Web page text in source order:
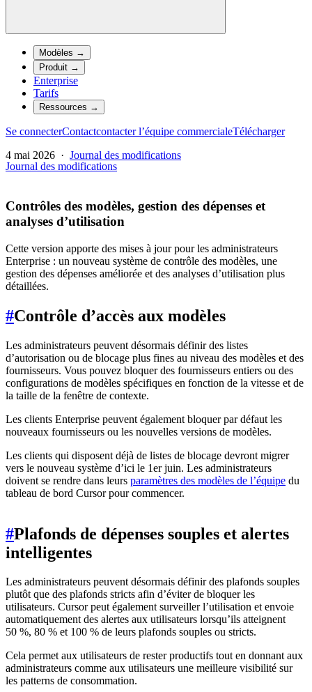
Modèles →
Produit →
Enterprise
Tarifs
Ressources →
Se connecterContactcontacter l’équipe commercialeTélécharger
4 mai 2026 · Journal des modifications
Journal des modifications
Contrôles des modèles, gestion des dépenses et
analyses d’utilisation
Cette version apporte des mises à jour pour les administrateurs
Enterprise : un nouveau système de contrôle des modèles, une
gestion des dépenses améliorée et des analyses d’utilisation plus
détaillées.
#Contrôle d’accès aux modèles
Les administrateurs peuvent désormais définir des listes
d’autorisation ou de blocage plus fines au niveau des modèles et des
fournisseurs. Vous pouvez bloquer des fournisseurs entiers ou des
configurations de modèles spécifiques en fonction de la vitesse et de
la taille de la fenêtre de contexte.
Les clients Enterprise peuvent également bloquer par défaut les
nouveaux fournisseurs ou les nouvelles versions de modèles.
Les clients qui disposent déjà de listes de blocage devront migrer
vers le nouveau système d’ici le 1er juin. Les administrateurs
doivent se rendre dans leurs paramètres des modèles de l’équipe du
tableau de bord Cursor pour commencer.
#Plafonds de dépenses souples et alertes
intelligentes
Les administrateurs peuvent désormais définir des plafonds souples
plutôt que des plafonds stricts afin d’éviter de bloquer les
utilisateurs. Cursor peut également surveiller l’utilisation et envoie
automatiquement des alertes aux utilisateurs lorsqu’ils atteignent
50 %, 80 % et 100 % de leurs plafonds souples ou stricts.
Cela permet aux utilisateurs de rester productifs tout en donnant aux
administrateurs comme aux utilisateurs une meilleure visibilité sur
les patterns de consommation.